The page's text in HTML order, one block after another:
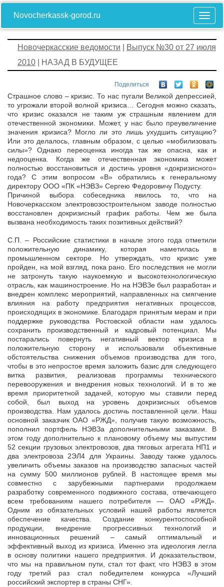
Novocherkassk-gorod.ru
Новочеркасские ведомости
Выпуск №30 от 27 июля
2010 | НАЗАД В БУДУЩЕЕ
Поделиться
Страшное слово – кризис. То нас пугали Великой депрессией,
то угрожали второй волной кризиса… Сегодня можно сказать,
что кризис оказался не таким уж страшным явлением для
отечественной экономики. Может, у нас было преувеличение
значения кризиса? Могло ли это лишь ухудшить ситуацию?
Или это делалось, главным образом, с целью «мобилизовать
силы»? Однако переоценка иногда так же опасна, как и
недооценка. Когда же отечественная экономика может
полностью восстановиться и достичь уровня «докризисного»
года? С этим вопросом «В» обратились к генеральному
директору ООО «ПК «НЭВЗ» Сергею Федоровичу Подусту.
Причиной выбора собеседника явилось то, что на
Новочеркасском электровозостроительном заводе полностью
восстановлен докризисный график работы. Чем же была
вызвана необходимость таких позитивных действий?
С.П. – Российские статистики в начале этого года отметили
положительную динамику, которая наметилась в
промышленном секторе. Но утверждать, что кризис уже
пройден, на мой взгляд, пока рано. Его последствия не могли
не затронуть такую наукоемкую и высокотехнологическую
отрасль, как машиностроение. Но на НЭВЗе был разработан и
внедрен комплекс мероприятий, направленных на смягчение
влияния на работу предприятия негативных процессов,
происходящих в экономике. Благодаря принятым мерам и при
поддержке руководства Ростовской области нам удалось
сохранить производственный и кадровый потенциал. Мы
постарались повернуть негативный вектор кризиса в
положительную сторону и использовали объективные
обстоятельства снижения объемов производства для того,
чтобы в это непростое время заложить базис для следующего
витка развития, реализовав программы технического
перевооружения и внедрения новых технологий. И в то же
время приоритетной задачей, которую мы ставили перед
собой, был выход на уровень докризисных объемов
производства. Нам удалось достичь поставленной цели. Наш
основной заказчик ОАО «РЖД», получив такую возможность,
пополнил портфель НЭВЗа дополнительными заказами. В
этом году дополнительно к плановому объему мы выпустим
52 секции грузовых электровозов, два тяговых агрегата НП1 и
два электровоза 2ЭЛ4 для Украины. Заводу также удалось
увеличить объемы заказов на производство запасных частей
на сумму 500 миллионов рублей. В настоящее время мы
совместно с зарубежными партнерами продолжаем
разработку современного подвижного состава, отвечающего
всем требованиям нашего потребителя — ОАО «РЖД».
Одним из обязательных условий нашей работы является
обеспечение качества. Создание конкурентоспособной
продукции, внедрение прогрессивных технологий и
инновационных решений – самый оптимальный и
эффективный выход из кризиса. Именно эта идеология легла
в основу политики нашего предприятия. И доказательством,
что мы на правильном пути, стал тот факт, что НЭВЗ в этом
году третий раз стал победителем конкурса «Лучший
российский экспортер в страны СНГ».